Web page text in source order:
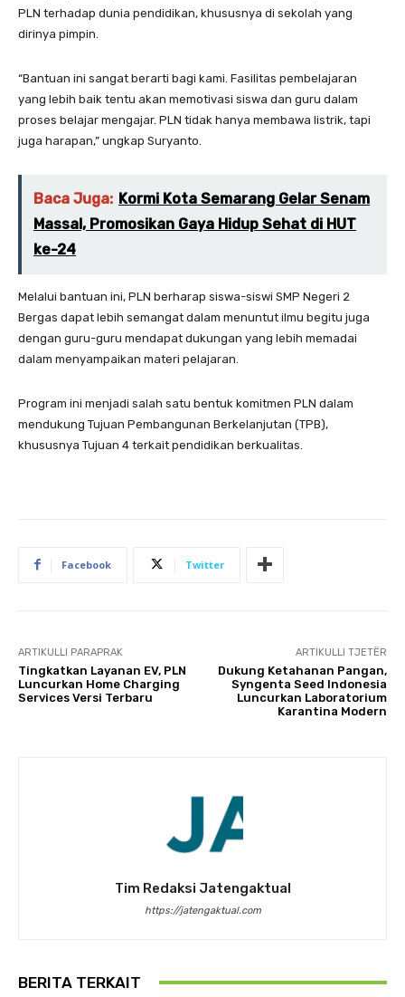
PLN terhadap dunia pendidikan, khususnya di sekolah yang
dirinya pimpin.
“Bantuan ini sangat berarti bagi kami. Fasilitas pembelajaran
yang lebih baik tentu akan memotivasi siswa dan guru dalam
proses belajar mengajar. PLN tidak hanya membawa listrik, tapi
juga harapan,” ungkap Suryanto.
Baca Juga: Kormi Kota Semarang Gelar Senam
Massal, Promosikan Gaya Hidup Sehat di HUT
ke-24
Melalui bantuan ini, PLN berharap siswa-siswi SMP Negeri 2
Bergas dapat lebih semangat dalam menuntut ilmu begitu juga
dengan guru-guru mendapat dukungan yang lebih memadai
dalam menyampaikan materi pelajaran.
Program ini menjadi salah satu bentuk komitmen PLN dalam
mendukung Tujuan Pembangunan Berkelanjutan (TPB),
khususnya Tujuan 4 terkait pendidikan berkualitas.
Facebook Twitter
ARTIKULLI PARAPRAK
Tingkatkan Layanan EV, PLN
Luncurkan Home Charging
Services Versi Terbaru
ARTIKULLI TJETËR
Dukung Ketahanan Pangan,
Syngenta Seed Indonesia
Luncurkan Laboratorium
Karantina Modern
Tim Redaksi Jatengaktual
https://jatengaktual.com
BERITA TERKAIT